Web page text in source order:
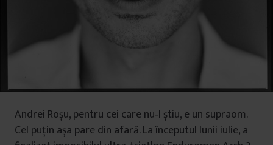
Andrei Roșu, pentru cei care nu‑l știu, e un supraom.
Cel puțin așa pare din afară. La începutul lunii iulie, a